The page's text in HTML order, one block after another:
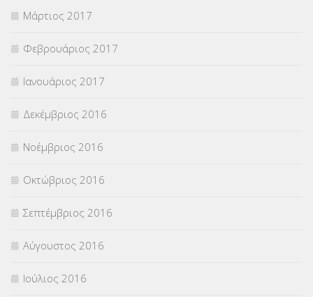
Μάρτιος 2017
Φεβρουάριος 2017
Ιανουάριος 2017
Δεκέμβριος 2016
Νοέμβριος 2016
Οκτώβριος 2016
Σεπτέμβριος 2016
Αύγουστος 2016
Ιούλιος 2016